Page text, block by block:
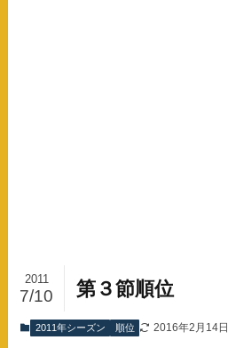
第３節順位
2011
7/10
2011年シーズン 順位 2016年2月14日